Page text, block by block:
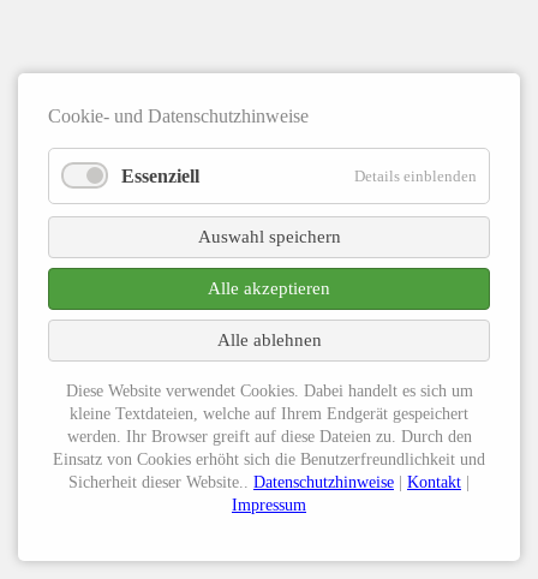
Cookie- und Datenschutzhinweise
Essenziell Details einblenden
Auswahl speichern
Alle akzeptieren
Alle ablehnen
Diese Website verwendet Cookies. Dabei handelt es sich um
kleine Textdateien, welche auf Ihrem Endgerät gespeichert
werden. Ihr Browser greift auf diese Dateien zu. Durch den
Einsatz von Cookies erhöht sich die Benutzerfreundlichkeit und
Sicherheit dieser Website.. Datenschutzhinweise Kontakt
Impressum